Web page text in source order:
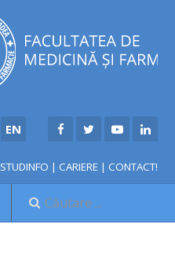
EN
STUDINFO | CARIERE | CONTACT!